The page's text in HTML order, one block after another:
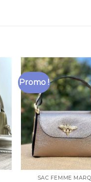
Promo !
SAC FEMME